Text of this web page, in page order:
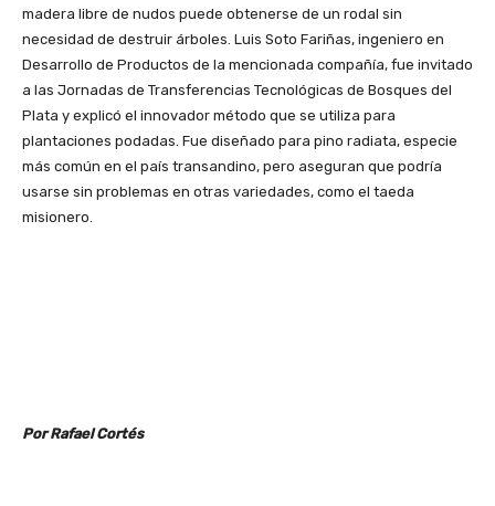
madera libre de nudos puede obtenerse de un rodal sin
necesidad de destruir árboles. Luis Soto Fariñas, ingeniero en
Desarrollo de Productos de la mencionada compañía, fue invitado
a las Jornadas de Transferencias Tecnológicas de Bosques del
Plata y explicó el innovador método que se utiliza para
plantaciones podadas. Fue diseñado para pino radiata, especie
más común en el país transandino, pero aseguran que podría
usarse sin problemas en otras variedades, como el taeda
misionero.
Por Rafael Cortés